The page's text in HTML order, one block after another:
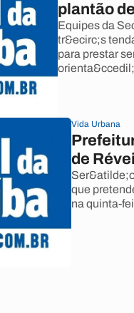
plantão
Equipes da
tr&ecirc;s
para prestar
Vida Urbana
de
que
na quinta-